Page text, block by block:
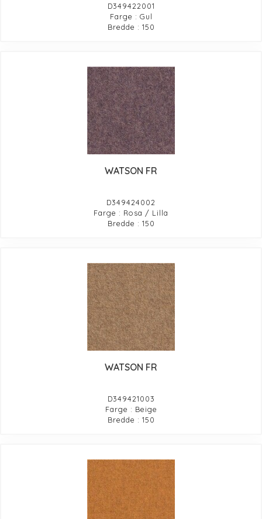
D349422001
Farge : Gul
Bredde : 150
WATSON FR
D349424002
Farge : Rosa / Lilla
Bredde : 150
WATSON FR
D349421003
Farge : Beige
Bredde : 150